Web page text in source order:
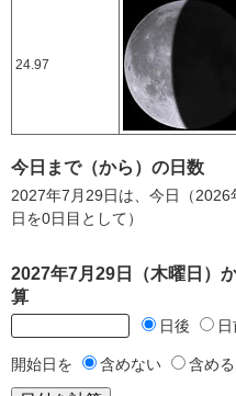
24.97
今日まで（から）の日数
2027年7月29日は、今日（
日を0日目として）
2027年7月29日（木曜日）
算
日後
開始日を 含めない 含める